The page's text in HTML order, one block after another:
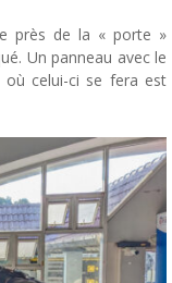
près de la « porte »
Un panneau avec le
où celui-ci se fera est